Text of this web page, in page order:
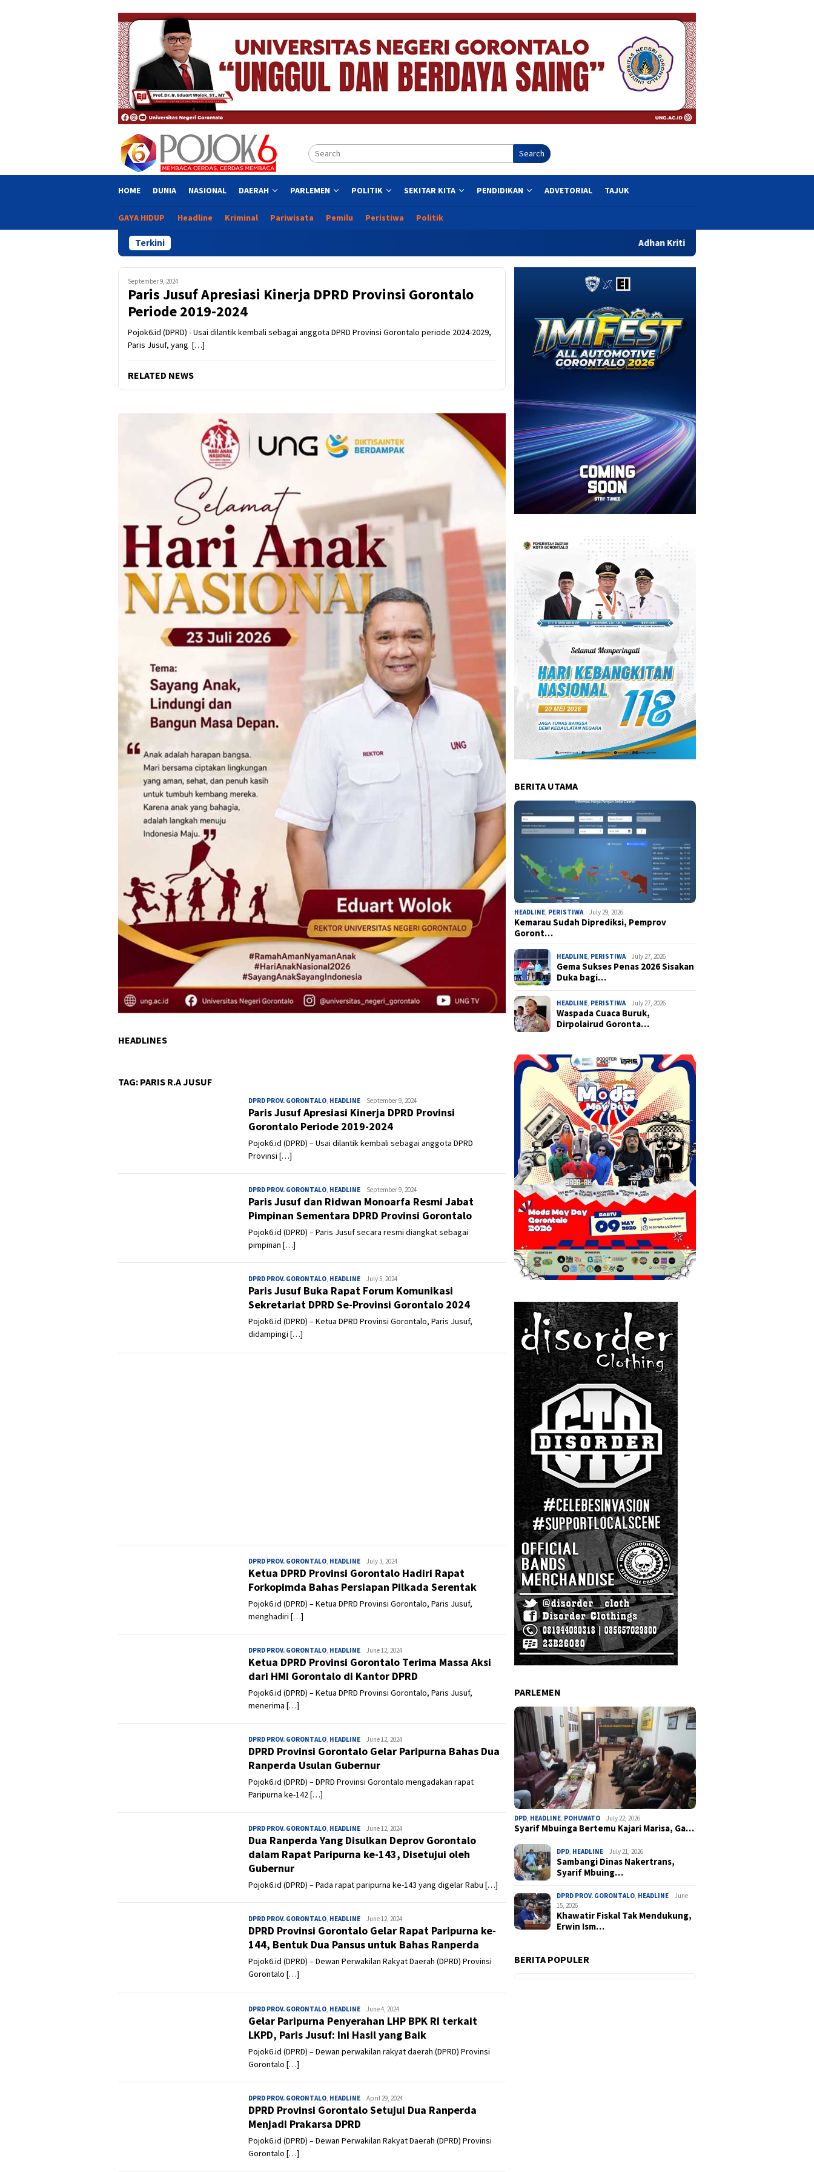
Search
HOME DUNIA NASIONAL DAERAH PARLEMEN POLITIK SEKITAR KITA PENDIDIKAN ADVETORIAL TAJUK
GAYA HIDUP Headline Kriminal Pariwisata Pemilu Peristiwa Politik
Terkini Adhan Kritik Penyaluran Bantuan UMKM, Singgung Dugaan
September 9, 2024
Paris Jusuf Apresiasi Kinerja DPRD Provinsi Gorontalo
Periode 2019-2024
Pojok6.id (DPRD) - Usai dilantik kembali sebagai anggota DPRD Provinsi Gorontalo periode 2024-2029,
Paris Jusuf, yang […]
RELATED NEWS
HEADLINES
TAG: PARIS R.A JUSUF
DPRD PROV. GORONTALO, HEADLINE Admin
September 9, 2024
Paris Jusuf Apresiasi Kinerja DPRD Provinsi
Gorontalo Periode 2019-2024
Pojok6.id (DPRD) – Usai dilantik kembali sebagai anggota DPRD
Provinsi […]
DPRD PROV. GORONTALO, HEADLINE Admin
September 9, 2024
Paris Jusuf dan Ridwan Monoarfa Resmi Jabat
Pimpinan Sementara DPRD Provinsi Gorontalo
Pojok6.id (DPRD) – Paris Jusuf secara resmi diangkat sebagai
pimpinan […]
DPRD PROV. GORONTALO, HEADLINE Admin
July 5, 2024
Paris Jusuf Buka Rapat Forum Komunikasi
Sekretariat DPRD Se-Provinsi Gorontalo 2024
Pojok6.id (DPRD) – Ketua DPRD Provinsi Gorontalo, Paris Jusuf,
didampingi […]
DPRD PROV. GORONTALO, HEADLINE Admin
July 3, 2024
Ketua DPRD Provinsi Gorontalo Hadiri Rapat
Forkopimda Bahas Persiapan Pilkada Serentak
Pojok6.id (DPRD) – Ketua DPRD Provinsi Gorontalo, Paris Jusuf,
menghadiri […]
DPRD PROV. GORONTALO, HEADLINE Admin
June 12, 2024
Ketua DPRD Provinsi Gorontalo Terima Massa Aksi
dari HMI Gorontalo di Kantor DPRD
Pojok6.id (DPRD) – Ketua DPRD Provinsi Gorontalo, Paris Jusuf,
menerima […]
DPRD PROV. GORONTALO, HEADLINE Admin
June 12, 2024
DPRD Provinsi Gorontalo Gelar Paripurna Bahas Dua
Ranperda Usulan Gubernur
Pojok6.id (DPRD) – DPRD Provinsi Gorontalo mengadakan rapat
Paripurna ke-142 […]
DPRD PROV. GORONTALO, HEADLINE Admin
June 12, 2024
Dua Ranperda Yang Disulkan Deprov Gorontalo
dalam Rapat Paripurna ke-143, Disetujui oleh
Gubernur
Pojok6.id (DPRD) – Pada rapat paripurna ke-143 yang digelar Rabu […]
DPRD PROV. GORONTALO, HEADLINE Admin
June 12, 2024
DPRD Provinsi Gorontalo Gelar Rapat Paripurna ke-
144, Bentuk Dua Pansus untuk Bahas Ranperda
Pojok6.id (DPRD) – Dewan Perwakilan Rakyat Daerah (DPRD) Provinsi
Gorontalo […]
DPRD PROV. GORONTALO, HEADLINE Admin
June 4, 2024
Gelar Paripurna Penyerahan LHP BPK RI terkait
LKPD, Paris Jusuf: Ini Hasil yang Baik
Pojok6.id (DPRD) – Dewan perwakilan rakyat daerah (DPRD) Provinsi
Gorontalo […]
DPRD PROV. GORONTALO, HEADLINE Admin
April 29, 2024
DPRD Provinsi Gorontalo Setujui Dua Ranperda
Menjadi Prakarsa DPRD
Pojok6.id (DPRD) – Dewan Perwakilan Rakyat Daerah (DPRD) Provinsi
Gorontalo […]
BERITA UTAMA
HEADLINE, PERISTIWA July 29, 2026
Kemarau Sudah Diprediksi, Pemprov
Goront…
HEADLINE, PERISTIWA July 27, 2026
Gema Sukses Penas 2026 Sisakan
Duka bagi…
HEADLINE, PERISTIWA July 27, 2026
Waspada Cuaca Buruk,
Dirpolairud Goronta…
PARLEMEN
DPD, HEADLINE, POHUWATO July 22, 2026
Syarif Mbuinga Bertemu Kajari Marisa, Ga…
DPD, HEADLINE July 21, 2026
Sambangi Dinas Nakertrans,
Syarif Mbuing…
DPRD PROV. GORONTALO, HEADLINE
June
15, 2026
Khawatir Fiskal Tak Mendukung,
Erwin Ism…
BERITA POPULER